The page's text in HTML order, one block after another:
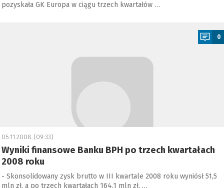
pozyskała GK Europa w ciągu trzech kwartałów …
0
05.11.2008 (09:33)
Wyniki finansowe Banku BPH po trzech kwartałach
2008 roku
- Skonsolidowany zysk brutto w III kwartale 2008 roku wyniósł 51,5
mln zł, a po trzech kwartałach 164,1 mln zł, …